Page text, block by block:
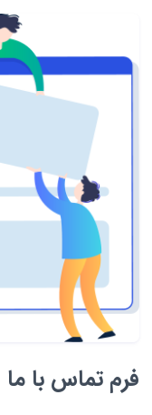
فرم تماس با ما